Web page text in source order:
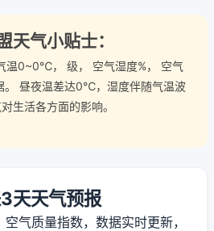
天气小贴士：
温0~0℃， 级， 空气湿度%， 空气
。 昼夜温差达0℃，湿度伴随气温波
生活各方面的影响。
天天气预报
气质量指数，数据实时更新，